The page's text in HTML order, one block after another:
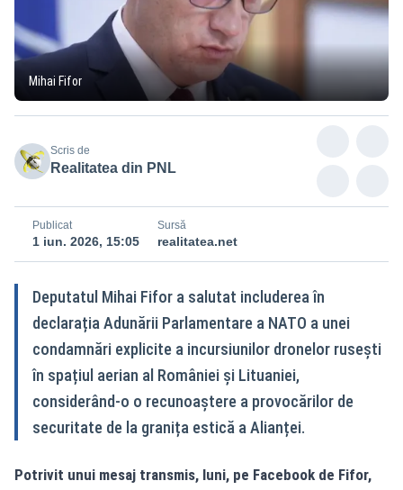
Mihai Fifor
Scris de
Realitatea din PNL
Publicat
1 iun. 2026, 15:05
Sursă
realitatea.net
Deputatul Mihai Fifor a salutat includerea în
declarația Adunării Parlamentare a NATO a unei
condamnări explicite a incursiunilor dronelor rusești
în spațiul aerian al României și Lituaniei,
considerând-o o recunoaștere a provocărilor de
securitate de la granița estică a Alianței.
Potrivit unui mesaj transmis, luni, pe Facebook de Fifor,